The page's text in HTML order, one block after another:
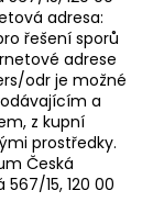
adresa:
řešení sporů
adrese
odrje možné
a
z kupní
prostředky.
Česká
15, 120 00